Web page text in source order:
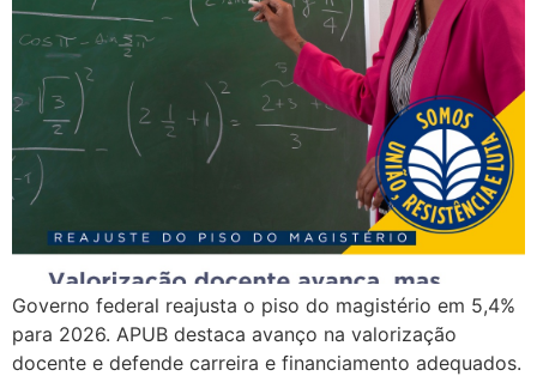
Governo federal reajusta o piso do magistério em 5,4%
para 2026. APUB destaca avanço na valorização
docente e defende carreira e financiamento adequados.